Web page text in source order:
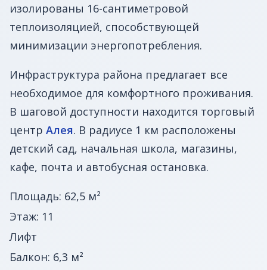
изолированы 16-сантиметровой
теплоизоляцией, способствующей
минимизации энергопотребления.
Инфраструктура района предлагает все
необходимое для комфортного проживания.
В шаговой доступности находится торговый
центр Алея. В радиусе 1 км расположены
детский сад, начальная школа, магазины,
кафе, почта и автобусная остановка.
Площадь: 62,5 м²
Этаж: 11
Лифт
Балкон: 6,3 м²